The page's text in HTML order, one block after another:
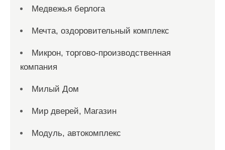
Медвежья берлога
Мечта, оздоровительный комплекс
Микрон, торгово-производственная
компания
Милый Дом
Мир дверей, Магазин
Модуль, автокомплекс